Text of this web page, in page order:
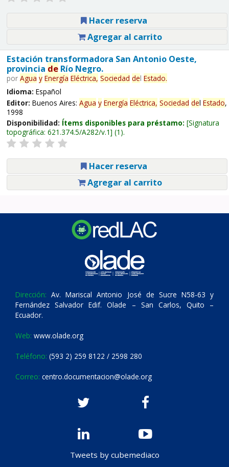
Hacer reserva
Agregar al carrito
Estación transformadora San Antonio Oeste,
provincia deRío Negro.
por Agua y Energía Eléctrica, Sociedad del Estado.
Idioma: Español
Editor: Buenos Aires: Agua y Energía Eléctrica, Sociedad del Estado,
1998
Disponibilidad: Ítems disponibles para préstamo: Signatura
topográfica: 621.374.5/A282/v.1 (1).
Hacer reserva
Agregar al carrito
Dirección: Av. Mariscal Antonio José de Sucre N58-63 y
Fernández Salvador Edif. Olade – San Carlos, Quito –
Ecuador.
Web: www.olade.org
Teléfono: (593 2) 259 8122 / 2598 280
Correo: centro.documentacion@olade.org
Tweets by cubemediaco